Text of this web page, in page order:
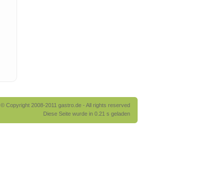
© Copyright 2008-2011 gastro.de - All rights reserved
Diese Seite wurde in 0.21 s geladen